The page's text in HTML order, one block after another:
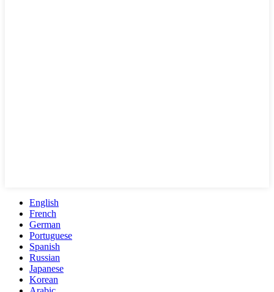
English
French
German
Portuguese
Spanish
Russian
Japanese
Korean